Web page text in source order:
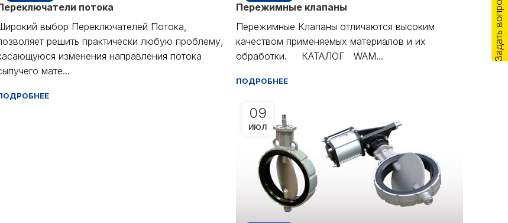
потока
выбор Переключателей Потока,
решить практически любую проблему,
изменения направления потока
мате...
Пережимные клапаны
Пережимные Клапаны отличаются высоким
качеством применяемых материалов и их
обработки. КАТАЛОГ WAM...
ПОДРОБНЕЕ
09
ИЮЛ
Задать вопрос